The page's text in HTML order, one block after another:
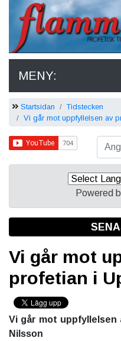
MENY:
Startsidan
Tidstecken
Vi går mot uppfyllelsen av
Powered
Vi går mot
profetian i
Vi går mot uppfyllelsen
Nilsson